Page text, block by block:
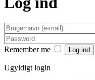
Remember me
Ugyldigt login